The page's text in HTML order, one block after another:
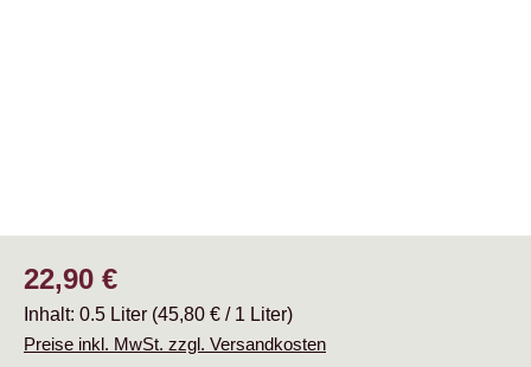
Regulärer Preis:
22,90 €
Inhalt: 0.5 Liter (45,80 € / 1 Liter)
Preise inkl. MwSt. zzgl. Versandkosten